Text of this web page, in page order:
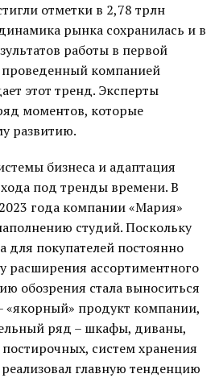
отметки в 2,78 трлн
рынка сохранилась и в
работы в первой
проведенный компанией
этот тренд. Эксперты
моментов, которые
развитию.
бизнеса и адаптация
под тренды времени. В
года компании «Мария»
студий. Поскольку
для покупателей постоянно
расширения ассортиментного
обозрения стала выноситься
«якорный» продукт компании,
ряд – шкафы, диваны,
систем хранения
главную тенденцию